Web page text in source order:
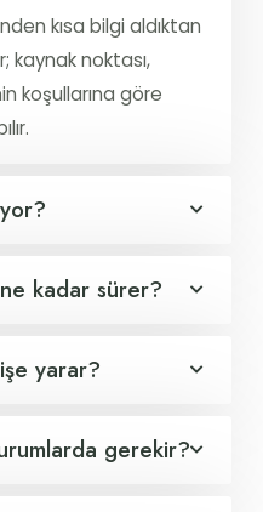
kısa bilgi aldıktan
kaynak noktası,
koşullarına göre
kadar sürer?
yarar?
gerekir?